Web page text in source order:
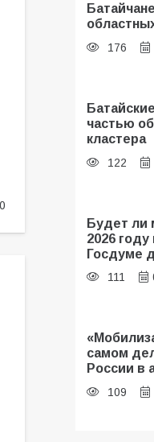
176
частью
кластера
122
Будет ли
2026
Госдуме
111
самом
России в
109